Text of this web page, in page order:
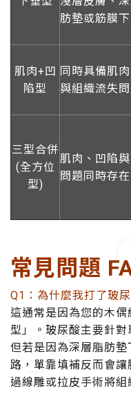
肪墊或筋膜下
肌肉+凹
陷型
同時具備肌
與組織流失問
三型合併
(全方位
型)
肌肉、凹陷
問題同時存在
常見問題
Q1：為什麼我打了玻
這通常是因為您的木
型」。玻尿酸主要針對
但若是因為深層脂肪
路，單靠填補反而會
過線雕或拉皮手術將組